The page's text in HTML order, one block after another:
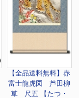
【全品送料無料】赤
富士龍虎図 芦田柳
草 尺五 【たつ・